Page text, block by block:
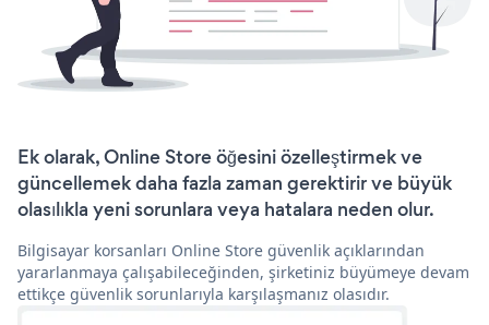
Ek olarak, Online Store öğesini özelleştirmek ve
güncellemek daha fazla zaman gerektirir ve büyük
olasılıkla yeni sorunlara veya hatalara neden olur.
Bilgisayar korsanları Online Store güvenlik açıklarından
yararlanmaya çalışabileceğinden, şirketiniz büyümeye devam
ettikçe güvenlik sorunlarıyla karşılaşmanız olasıdır.